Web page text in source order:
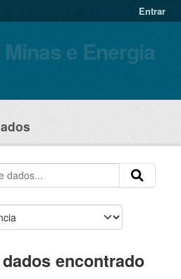
Entrar
e Energia
encontrado